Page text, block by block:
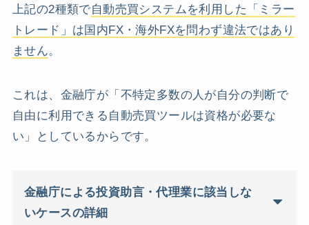
上記の2種類で自動売買システムを利用した「ミラー
トレード」は国内FX・海外FXを問わず違法ではあり
ません。
これは、金融庁が「不特定多数の人が自分の判断で
自由に利用できる自動売買ツールは資格が必要な
い」としているからです。
金融庁による投資助言・代理業に該当しな
いケースの詳細